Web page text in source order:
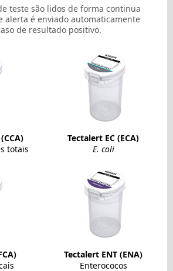
teste são lidos de forma continua
alerta é enviado automaticamente
de resultado positivo.
totais
Tectalert EC (ECA)
E. coli
Tectalert ENT (ENA)
Enterococos